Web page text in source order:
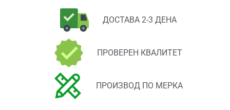
ДОСТАВА 2-3 ДЕНА
ПРОВЕРЕН КВАЛИТЕТ
ПРОИЗВОД ПО МЕРКА